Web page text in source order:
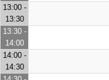
13:00 -
13:30
13:30 -
14:00
14:00 -
14:30